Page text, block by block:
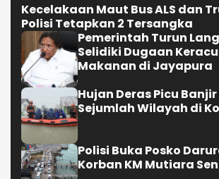
Kecelakaan Maut Bus ALS dan
Polisi Tetapkan 2 Tersangka
Pemerintah Turun
Selidiki Dugaan
Makanan di Jayapura
Hujan Deras Picu
Sejumlah Wilayah di
Polisi Buka Posko
Korban KM Mutiara